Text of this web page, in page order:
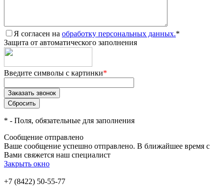
Я согласен на обработку персональных данных.*
Защита от автоматического заполнения
Введите символы с картинки*
* - Поля, обязательные для заполнения
Сообщение отправлено
Ваше сообщение успешно отправлено. В ближайшее время с
Вами свяжется наш специалист
Закрыть окно
+7 (8422) 50-55-77